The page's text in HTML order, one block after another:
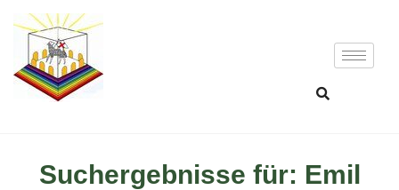
Suchergebnisse für: Emil